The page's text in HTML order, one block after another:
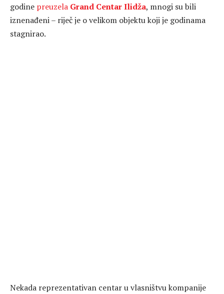
godine preuzela Grand Centar Ilidža, mnogi su bili
iznenađeni – riječ je o velikom objektu koji je godinama
stagnirao.
Nekada reprezentativan centar u vlasništvu kompanije